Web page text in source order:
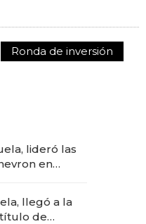
Ronda de inversión
lideró las
en
llegó a la
de